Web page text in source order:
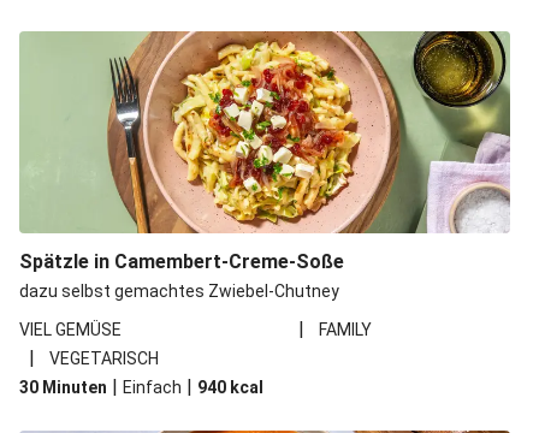
Spätzle in Camembert-Creme-Soße
dazu selbst gemachtes Zwiebel-Chutney
VIEL GEMÜSE
| FAMILY
|
VEGETARISCH
30 Minuten | Einfach | 940 kcal